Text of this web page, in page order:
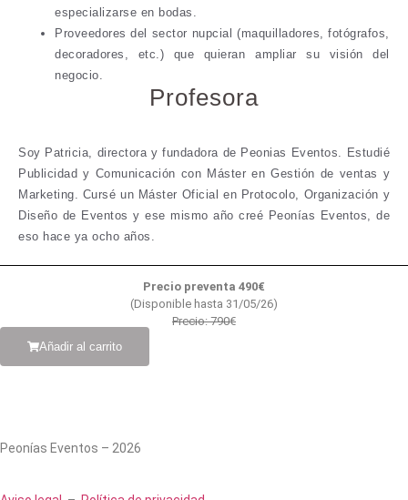
especializarse en bodas.
Proveedores del sector nupcial (maquilladores, fotógrafos,
decoradores, etc.) que quieran ampliar su visión del
negocio.
Profesora
Soy Patricia, directora y fundadora de Peonias Eventos. Estudié
Publicidad y Comunicación con Máster en Gestión de ventas y
Marketing. Cursé un Máster Oficial en Protocolo, Organización y
Diseño de Eventos y ese mismo año creé Peonías Eventos, de
eso hace ya ocho años.
Precio preventa 490€
(Disponible hasta 31/05/26)
Precio: 790€
Añadir al carrito
Peonías Eventos – 2026